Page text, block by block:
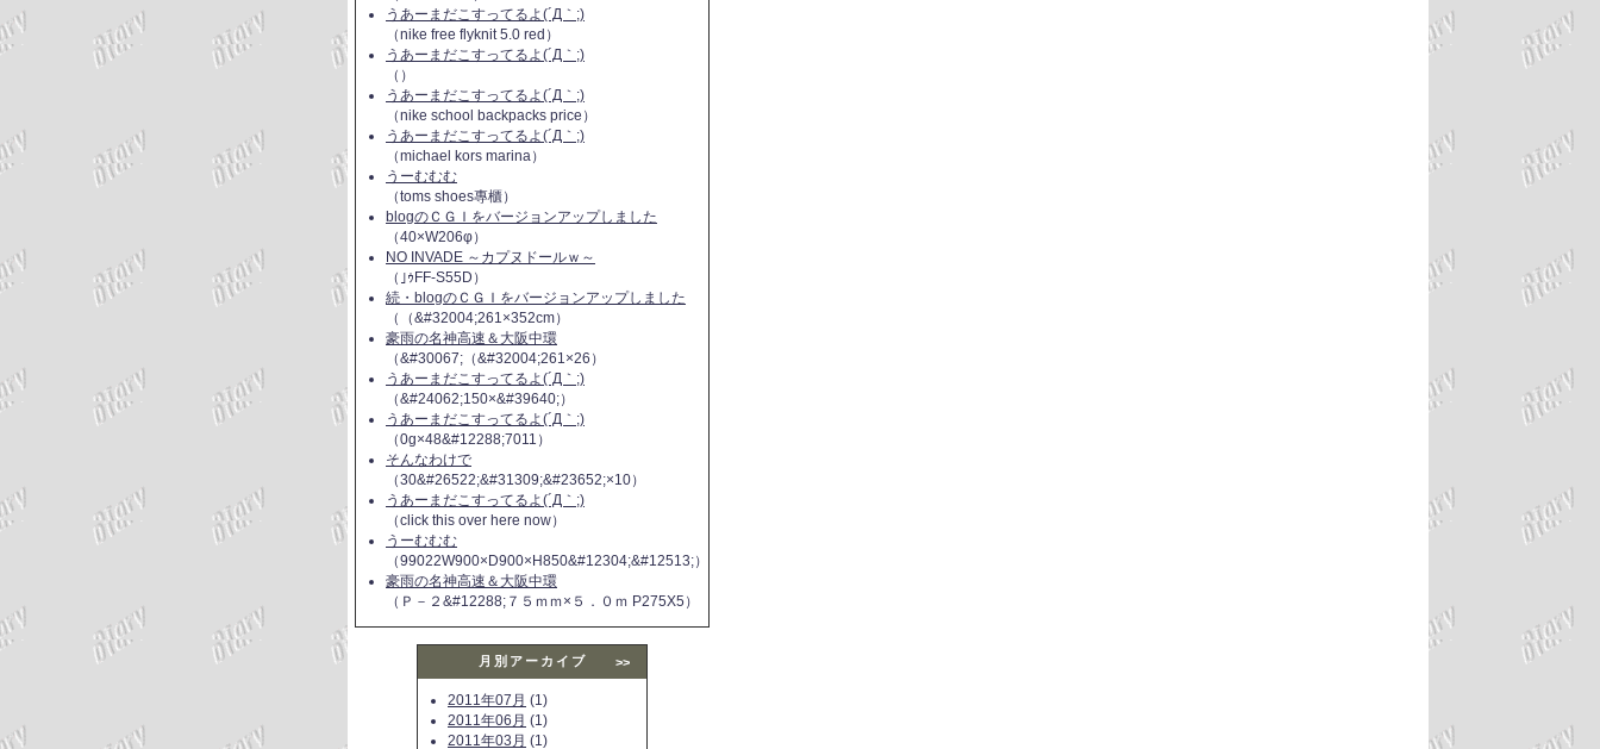
うあーまだこすってるよ(´Д｀;)
（nike free flyknit 5.0 red）
うあーまだこすってるよ(´Д｀;)
（）
うあーまだこすってるよ(´Д｀;)
（nike school backpacks price）
うあーまだこすってるよ(´Д｀;)
（michael kors marina）
うーむむむ
（toms shoes專櫃）
blogのＣＧＩをバージョンアップしました
（40×W206φ）
NO INVADE ～カプヌドールｗ～
（｣ｩFF-S55D）
続・blogのＣＧＩをバージョンアップしました
（（&#32004;261×352cm）
豪雨の名神高速＆大阪中環
（&#30067;（&#32004;261×26）
うあーまだこすってるよ(´Д｀;)
（&#24062;150×&#39640;）
うあーまだこすってるよ(´Д｀;)
（0g×48&#12288;7011）
そんなわけで
（30&#26522;&#31309;&#23652;×10）
うあーまだこすってるよ(´Д｀;)
（click this over here now）
うーむむむ
（99022W900×D900×H850&#12304;&#12513;）
豪雨の名神高速＆大阪中環
（Ｐ－２&#12288;７５ｍｍ×５．０ｍ P275X5）
月別アーカイブ >>
2011年07月 (1)
2011年06月 (1)
2011年03月 (1)